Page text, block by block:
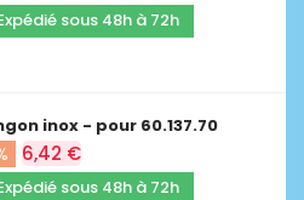
sous 48h à 72h
inox - pour 60.137.70
6,42 €
sous 48h à 72h